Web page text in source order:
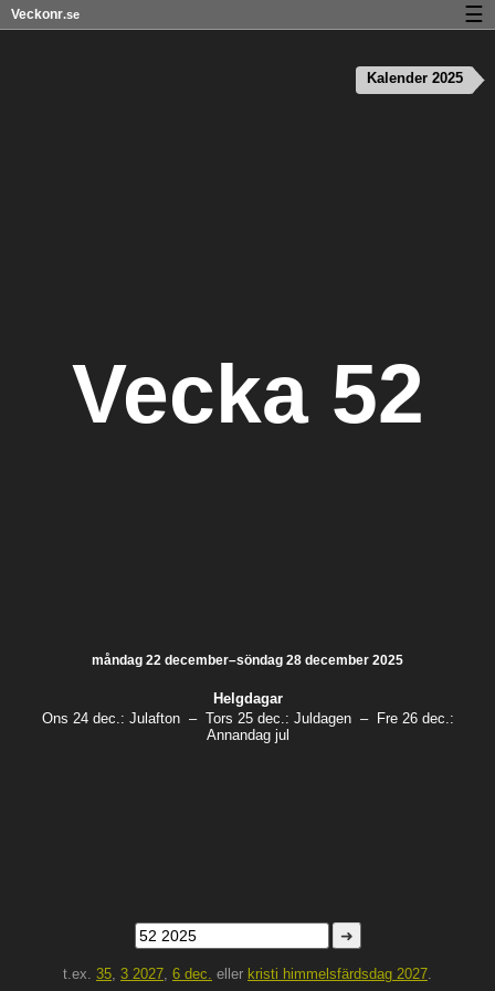
Vecka 52
måndag 22 december–söndag 28 december 2025
Helgdagar
Ons 24 dec.: Julafton– Tors 25 dec.: Juldagen– Fre 26 dec.:
Annandag jul
➜
t.ex. 35, 3 2027, 6 dec. eller kristi himmelsfärdsdag 2027.
Kalender 2025
Veckonr.se ☰